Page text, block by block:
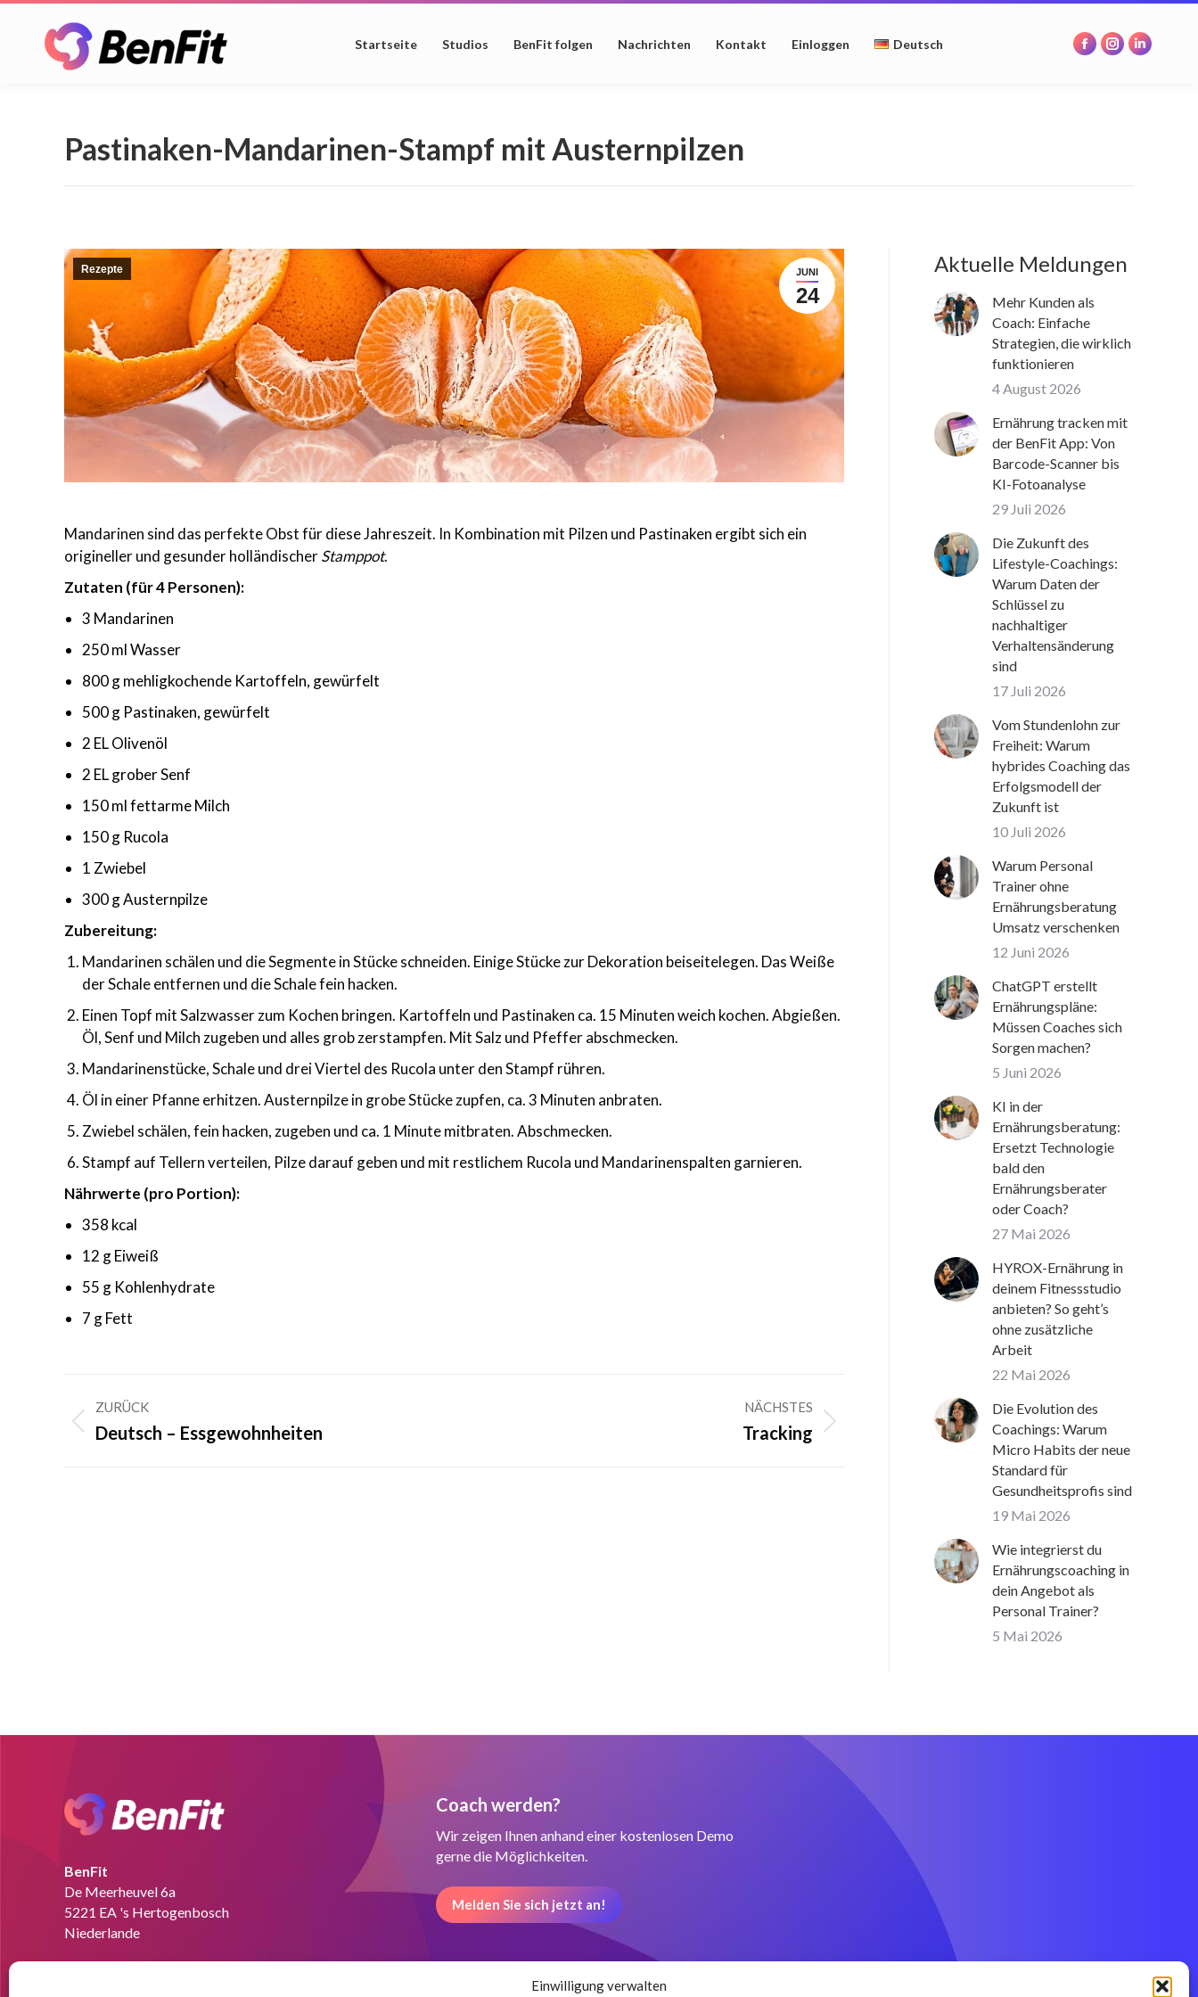
Einwilligung verwalten
Startseite Studios BenFit folgen Nachrichten Kontakt Einloggen Deutsch
Facebook
Instagram
Linkedin
Pastinaken-Mandarinen-Stampf mit Austernpilzen
JUNI
24
Rezepte
Mandarinen sind das perfekte Obst für diese Jahreszeit. In Kombination mit Pilzen und Pastinaken ergibt sich ein
origineller und gesunder holländischerStamppot.
Zutaten (für 4 Personen):
3 Mandarinen
250 ml Wasser
800 g mehligkochende Kartoffeln, gewürfelt
500 g Pastinaken, gewürfelt
2 EL Olivenöl
2 EL grober Senf
150 ml fettarme Milch
150 g Rucola
1 Zwiebel
300 g Austernpilze
Zubereitung:
Mandarinen schälen und die Segmente in Stücke schneiden. Einige Stücke zur Dekoration beiseitelegen. Das Weiße
der Schale entfernen und die Schale fein hacken.
Einen Topf mit Salzwasser zum Kochen bringen. Kartoffeln und Pastinaken ca. 15 Minuten weich kochen. Abgießen.
Öl, Senf und Milch zugeben und alles grob zerstampfen. Mit Salz und Pfeffer abschmecken.
Mandarinenstücke, Schale und drei Viertel des Rucola unter den Stampf rühren.
Öl in einer Pfanne erhitzen. Austernpilze in grobe Stücke zupfen, ca. 3 Minuten anbraten.
Zwiebel schälen, fein hacken, zugeben und ca. 1 Minute mitbraten. Abschmecken.
Stampf auf Tellern verteilen, Pilze darauf geben und mit restlichem Rucola und Mandarinenspalten garnieren.
Nährwerte (pro Portion):
358 kcal
12 g Eiweiß
55 g Kohlenhydrate
7 g Fett
ZURÜCK
Vorheriger
Deutsch – Essgewohnheiten
NÄCHSTES
Tracking
Aktuelle Meldungen
Mehr Kunden als
Coach: Einfache
Strategien, die wirklich
funktionieren
4 August 2026
Ernährung tracken mit
der BenFit App: Von
Barcode-Scanner bis
KI-Fotoanalyse
29 Juli 2026
Die Zukunft des
Lifestyle-Coachings:
Warum Daten der
Schlüssel zu
nachhaltiger
Verhaltensänderung
sind
17 Juli 2026
Vom Stundenlohn zur
Freiheit: Warum
hybrides Coaching das
Erfolgsmodell der
Zukunft ist
10 Juli 2026
Warum Personal
Trainer ohne
Ernährungsberatung
Umsatz verschenken
12 Juni 2026
ChatGPT erstellt
Ernährungspläne:
Müssen Coaches sich
Sorgen machen?
5 Juni 2026
KI in der
Ernährungsberatung:
Ersetzt Technologie
bald den
Ernährungsberater
oder Coach?
27 Mai 2026
HYROX-Ernährung in
deinem Fitnessstudio
anbieten? So geht’s
ohne zusätzliche
Arbeit
22 Mai 2026
Die Evolution des
Coachings: Warum
Micro Habits der neue
Standard für
Gesundheitsprofis sind
19 Mai 2026
Wie integrierst du
Ernährungscoaching in
dein Angebot als
Personal Trainer?
5 Mai 2026
BenFit
De Meerheuvel 6a
5221 EA 's Hertogenbosch
Niederlande
Coach werden?
Wir zeigen Ihnen anhand einer kostenlosen Demo
gerne die Möglichkeiten.
Melden Sie sich jetzt an!
in
in
in